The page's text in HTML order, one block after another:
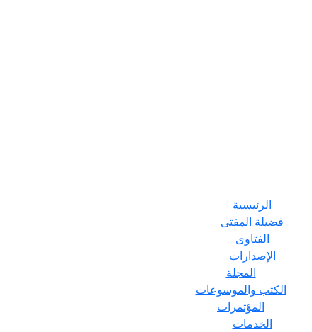
الرئيسية
فضيلة المفتى
الفتاوى
الإصدارات
المجلة
الكتب والموسوعات
المؤتمرات
الخدمات